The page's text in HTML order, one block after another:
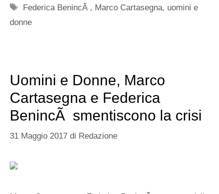
Tag
Federica BenincÃ , Marco Cartasegna, uomini e
donne
Uomini e Donne, Marco
Cartasegna e Federica
BenincÃ smentiscono la crisi
31 Maggio 2017 di Redazione